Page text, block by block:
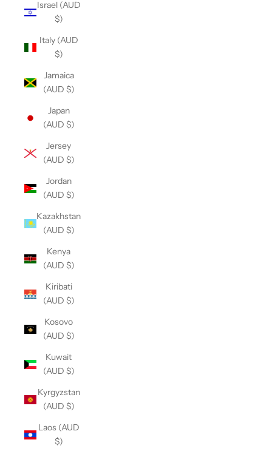
Israel (AUD
$)
Italy (AUD
$)
Jamaica
(AUD $)
Japan
(AUD $)
Jersey
(AUD $)
Jordan
(AUD $)
Kazakhstan
(AUD $)
Kenya
(AUD $)
Kiribati
(AUD $)
Kosovo
(AUD $)
Kuwait
(AUD $)
Kyrgyzstan
(AUD $)
Laos (AUD
$)